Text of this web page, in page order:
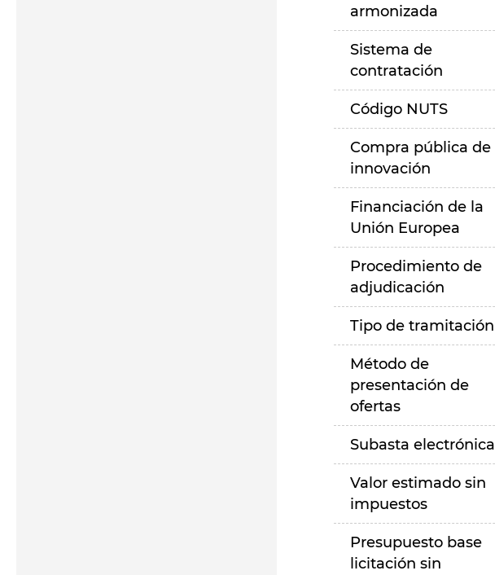
armonizada
Sistema de
contratación
Código NUTS
Compra pública de
innovación
Financiación de la
Unión Europea
Procedimiento de
adjudicación
Tipo de tramitación
Método de
presentación de
ofertas
Subasta electrónica
Valor estimado sin
impuestos
Presupuesto base
licitación sin